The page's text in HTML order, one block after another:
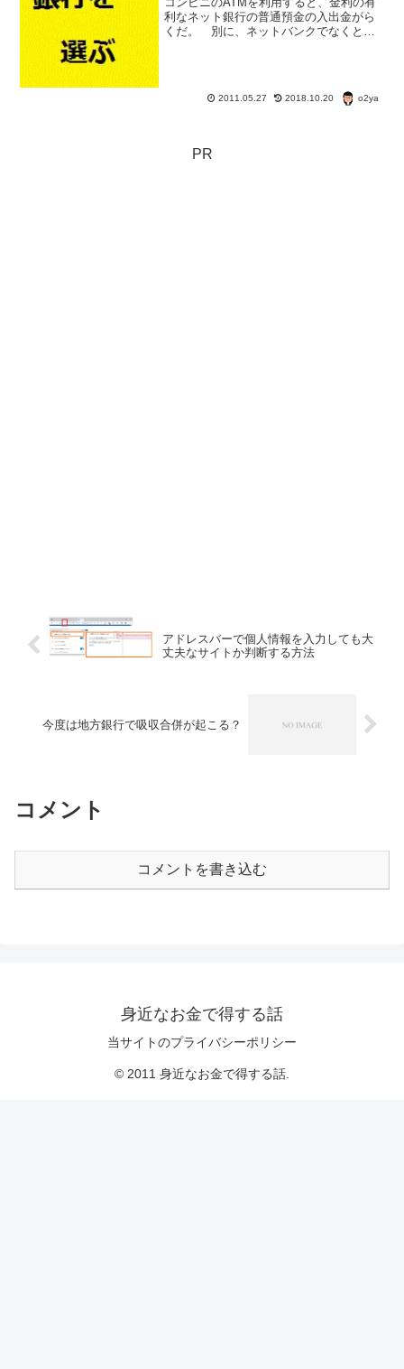
利なネット銀行の普通預金の入出金がら
くだ。 別に、ネットバンクでなくと
2011.05.27 2018.10.20 o2ya
PR
アドレスバーで個人情報を入力しても大
丈夫なサイトか判断する方法
今度は地方銀行で吸収合併が起こる？
コメント
コメントを書き込む
身近なお金で得する話
当サイトのプライバシーポリシー
© 2011 身近なお金で得する話.